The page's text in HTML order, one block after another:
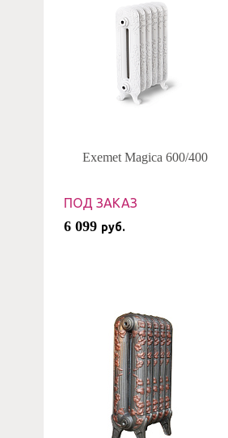
Exemet Magica 600/400
ПОД ЗАКАЗ
6 099 руб.